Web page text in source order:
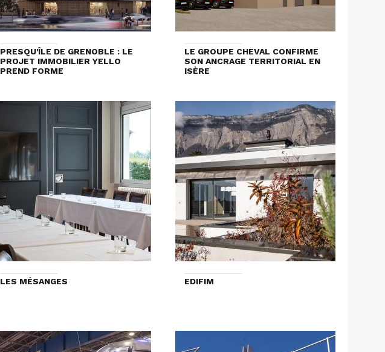
PRESQU'ÎLE DE GRENOBLE : LE
PROJET IMMOBILIER YELLO
PREND FORME
LE GROUPE CHEVAL CONFIRME
SON ANCRAGE TERRITORIAL EN
ISÈRE
LES MÉSANGES EDIFIM